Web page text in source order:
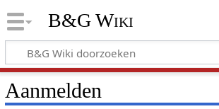
B&G Wiki
Aanmelden